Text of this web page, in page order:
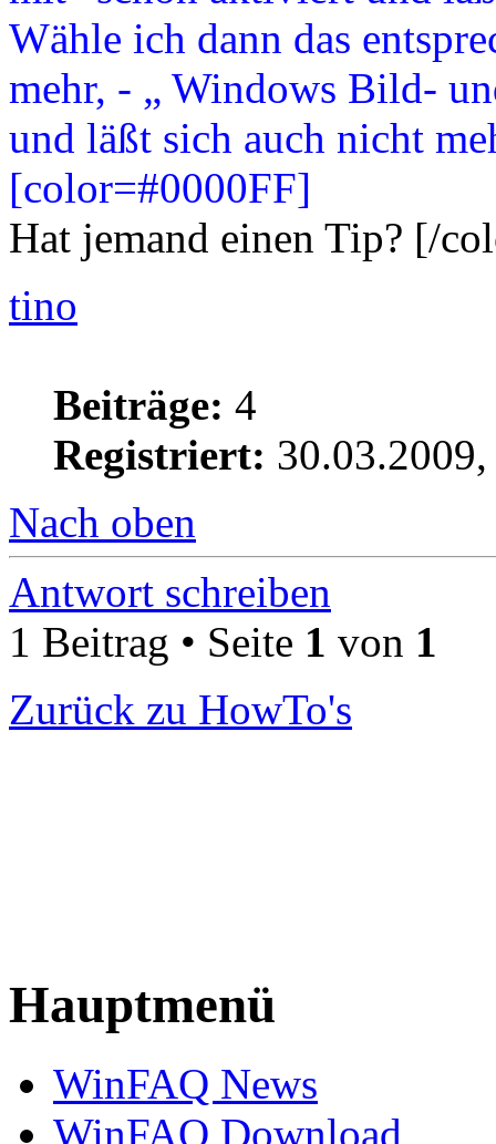
Wähle ich dann das
mehr, - „ Windows Bild-
und läßt sich auch nicht
[color=#0000FF]
Hat jemand einen Tip? [/
tino
Beiträge: 4
Registriert:
Nach oben
Antwort schreiben
1 Beitrag • Seite 1 von 1
Zurück zu HowTo's
Hauptmenü
WinFAQ News
WinFAQ Download